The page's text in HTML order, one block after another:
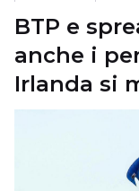
BTP e
anche i
Irlanda si